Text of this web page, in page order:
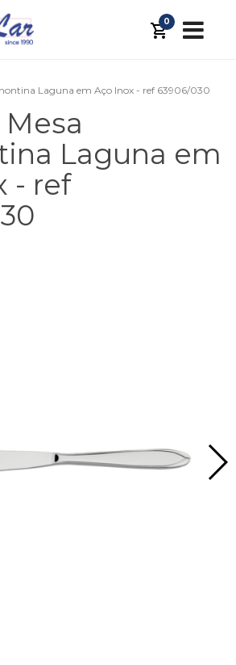
0
Laguna em Aço Inox - ref 63906/030
Laguna em
- ref